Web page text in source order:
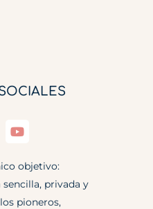
objetivo:
privada y
pioneros,